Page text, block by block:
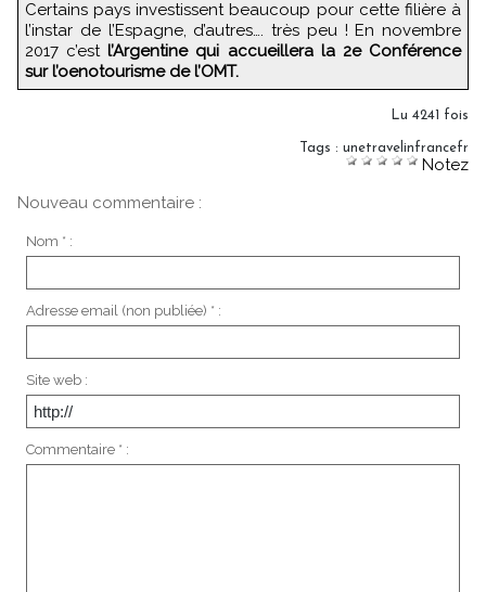
Certains pays investissent beaucoup pour cette filière à
l’instar de l’Espagne, d’autres…. très peu ! En novembre
2017 c’estl’Argentine qui accueillera la 2e Conférence
sur l’oenotourisme de l’OMT.
Lu 4241 fois
Tags : unetravelinfrancefr
Notez
Nouveau commentaire :
Nom * :
Adresse email (non publiée) * :
Site web :
Commentaire * :